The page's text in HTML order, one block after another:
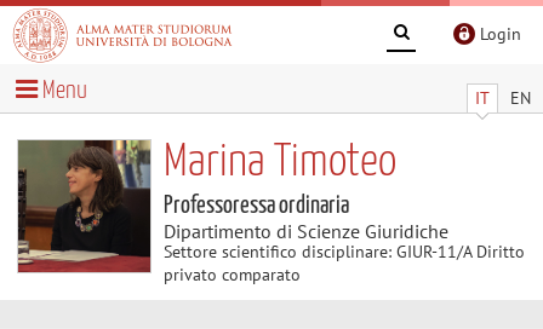
Login
IT EN
Menu
Marina Timoteo
Professoressa ordinaria
Dipartimento di Scienze Giuridiche
Settore scientifico disciplinare: GIUR-11/A Diritto
privato comparato